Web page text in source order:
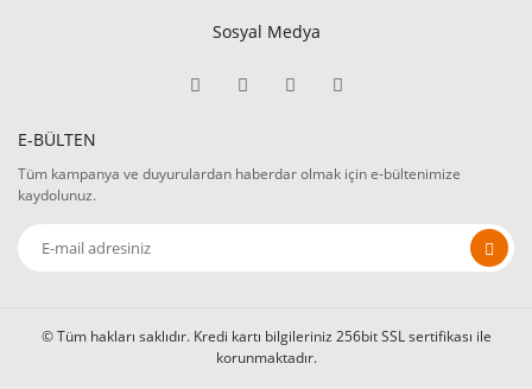
Sosyal Medya
E-BÜLTEN
Tüm kampanya ve duyurulardan haberdar olmak için e-bültenimize
kaydolunuz.
© Tüm hakları saklıdır. Kredi kartı bilgileriniz 256bit SSL sertifikası ile
korunmaktadır.